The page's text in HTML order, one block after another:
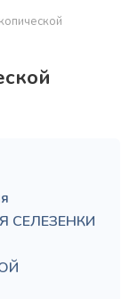
СЕЛЕЗЕНКИ